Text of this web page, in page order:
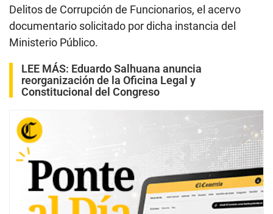
Delitos de Corrupción de Funcionarios, el acervo
documentario solicitado por dicha instancia del
Ministerio Público.
LEE MÁS: Eduardo Salhuana anuncia
reorganización de la Oficina Legal y
Constitucional del Congreso